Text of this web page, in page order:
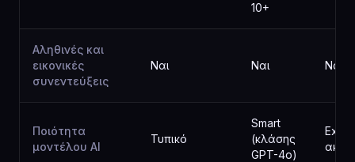
10+
Αληθινές και
εικονικές
συνεντεύξεις
Ναι Ναι Ναι
Ποιότητα
μοντέλου AI
Τυπικό
Smart
(κλάσης
GPT-4o)